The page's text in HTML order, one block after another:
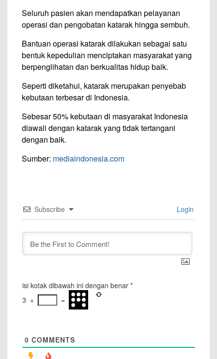
Seluruh pasien akan mendapatkan pelayanan
operasi dan pengobatan katarak hingga sembuh.
Bantuan operasi katarak dilakukan sebagai satu
bentuk kepedulian menciptakan masyarakat yang
berpenglihatan dan berkualitas hidup baik.
Seperti diketahui, katarak merupakan penyebab
kebutaan terbesar di Indonesia.
Sebesar 50% kebutaan di masyarakat Indonesia
diawali dengan katarak yang tidak tertangani
dengan baik.
Sumber: mediaindonesia.com
Subscribe Login
isi kotak dibawah ini dengan benar *
3 + =
0 COMMENTS